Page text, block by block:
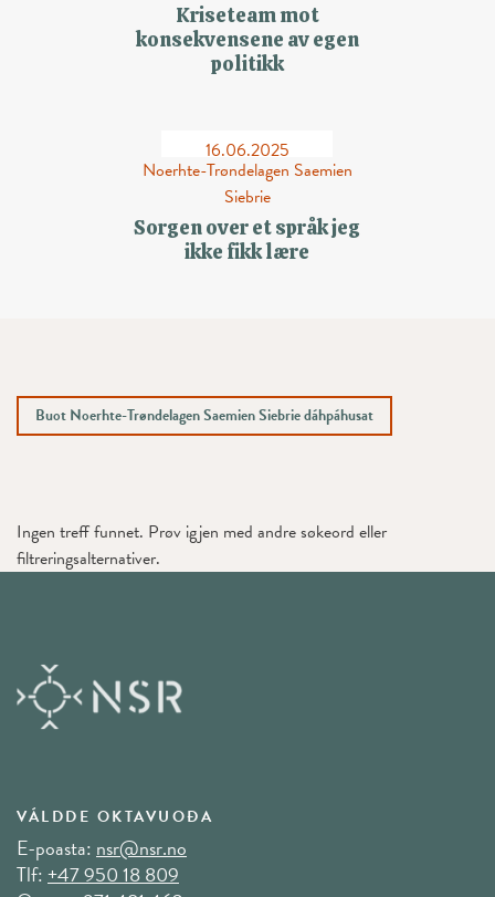
Kriseteam mot
konsekvensene av egen
politikk
16.06.2025
Noerhte-Trøndelagen Saemien
Siebrie
Sorgen over et språk jeg
ikke fikk lære
Buot Noerhte-Trøndelagen Saemien Siebrie dáhpáhusat
Ingen treff funnet. Prøv igjen med andre søkeord eller
filtreringsalternativer.
VÁLDDE OKTAVUOĐA
E-poasta:nsr@nsr.no
Tlf:+47 950 18 809